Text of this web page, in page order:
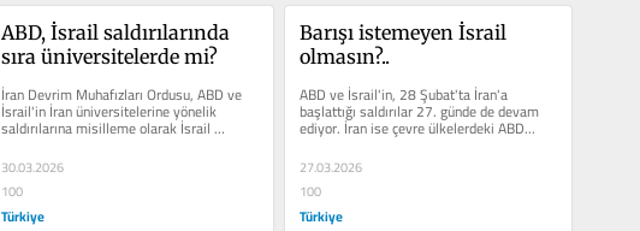
ABD, İsrail saldırılarında
sıra üniversitelerde mi?
İran Devrim Muhafızları Ordusu, ABD ve
İsrail'in İran üniversitelerine yönelik
saldırılarına misilleme olarak İsrail
30.03.2026
100
Türkiye
Barışı istemeyen İsrail
olmasın?..
ABD ve İsrail'in, 28 Şubat'ta İran'a
başlattığı saldırılar 27. günde de devam
ediyor. İran ise çevre ülkelerdeki ABD...
27.03.2026
100
Türkiye